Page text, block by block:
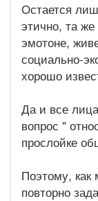
Остается
этично, та
эмотоне,
социально-
хорошо
Да и все
вопрос "
прослойке
Поэтому, как
повторно